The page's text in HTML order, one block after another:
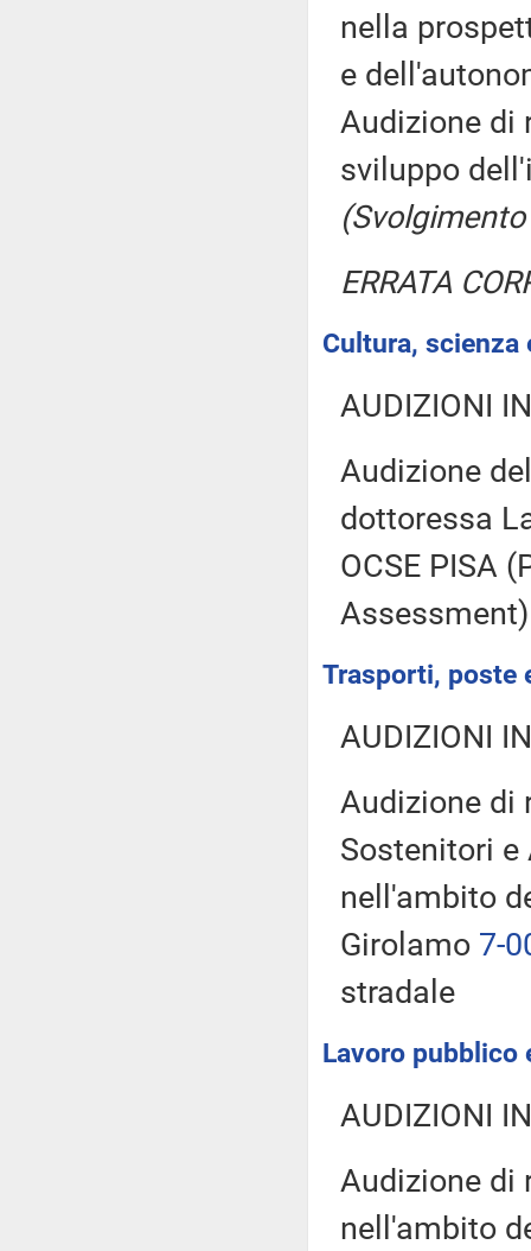
nella
e
Audizione di
sviluppo
ERRATA
Cultura,
AUDIZIONI
Audizione
dottoressa
OCSE PISA
Trasporti, poste
AUDIZIONI
Audizione di
Sostenitori e
nell'ambito
Girolamo 7-
stradale
Lavoro pubblico
AUDIZIONI
Audizione di
nell'ambito